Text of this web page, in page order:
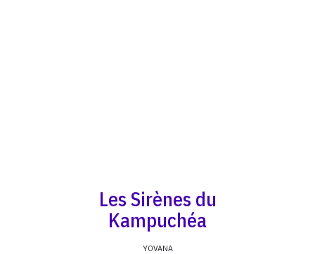
Les Sirènes du
Kampuchéa
YOVANA